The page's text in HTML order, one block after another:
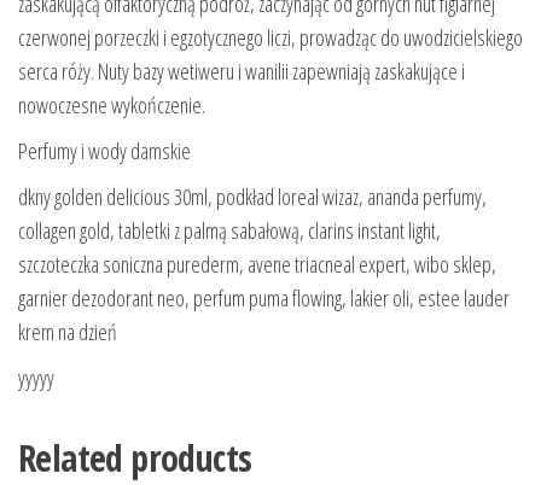
czerwonej porzeczki i egzotycznego liczi, prowadząc do uwodzicielskiego
serca róży. Nuty bazy wetiweru i wanilii zapewniają zaskakujące i
nowoczesne wykończenie.
Perfumy i wody damskie
dkny golden delicious 30ml, podkład loreal wizaz, ananda perfumy,
collagen gold, tabletki z palmą sabałową, clarins instant light,
szczoteczka soniczna purederm, avene triacneal expert, wibo sklep,
garnier dezodorant neo, perfum puma flowing, lakier oli, estee lauder
krem na dzień
yyyyy
Related products